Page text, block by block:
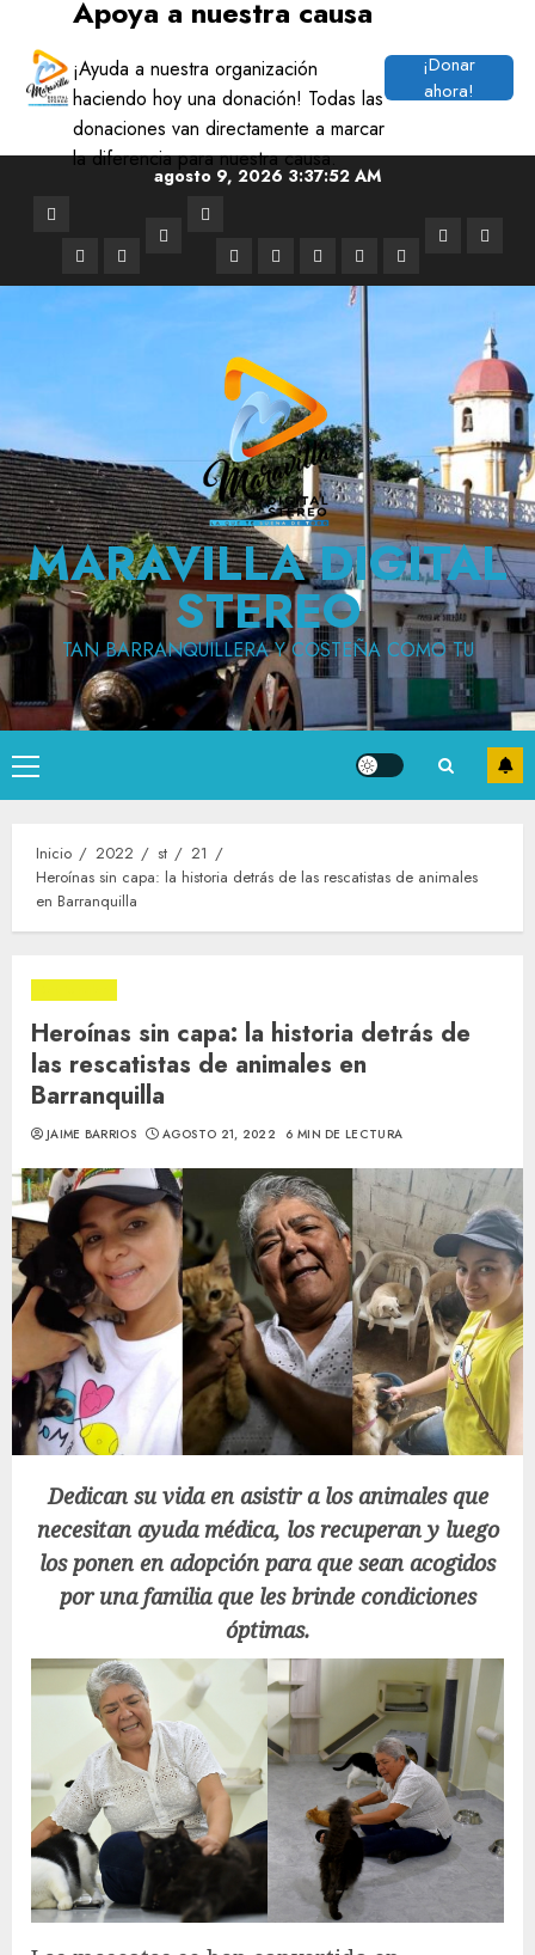
modal-checkApoya a nuestra causa
¡Ayuda a nuestra organización
haciendo hoy una donación! Todas las
donaciones van directamente a marcar
la diferencia para nuestra causa.
¡Donar
ahora!
contenido
agosto 9, 2026 3:37:53 AM
Noticias
Regionales
Soledad
Deportes
Mundo
MusicaTecnologia
Medio
Ambiente
Cine
y
Salud
LAS
DE
LA
MARAVILLA DIGITAL
STEREO
TAN BARRANQUILLERA Y COSTEÑA COMO TU
Menú
principal
Inicio 2022 st
21
Heroínas sin capa: la historia detrás de las rescatistas de animales
en Barranquilla
Heroínas sin capa: la historia detrás de
las rescatistas de animales en
Barranquilla
JAIME BARRIOS AGOSTO 21, 2022 6 MIN DE LECTURA
Dedican su vida en asistir a los animales que
necesitan ayuda médica, los recuperan y luego
los ponen en adopción para que sean acogidos
por una familia que les brinde condiciones
óptimas.